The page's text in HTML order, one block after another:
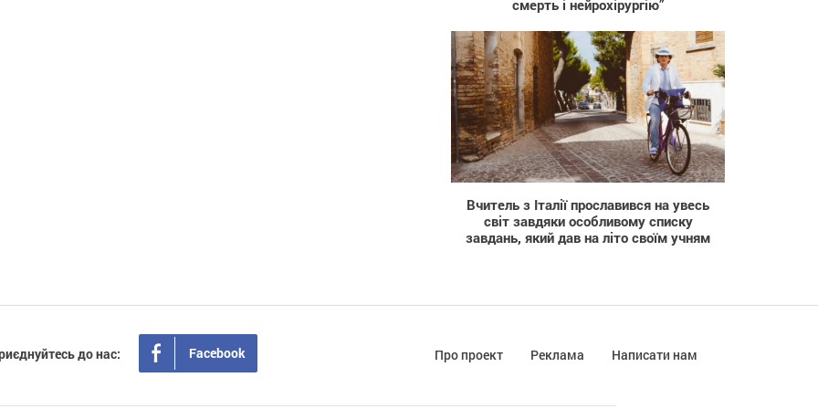
смерть і нейрохірургію”
21 867
Вчитель з Італії прославився на увесь
світ завдяки особливому списку
завдань, який дав на літо своїм учням
до нас: Facebook Про проект Реклама Написати нам